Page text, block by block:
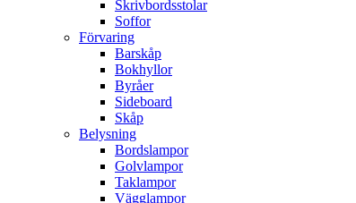
Skrivbordsstolar
Soffor
Förvaring
Barskåp
Bokhyllor
Byråer
Sideboard
Skåp
Belysning
Bordslampor
Golvlampor
Taklampor
Vägglampor